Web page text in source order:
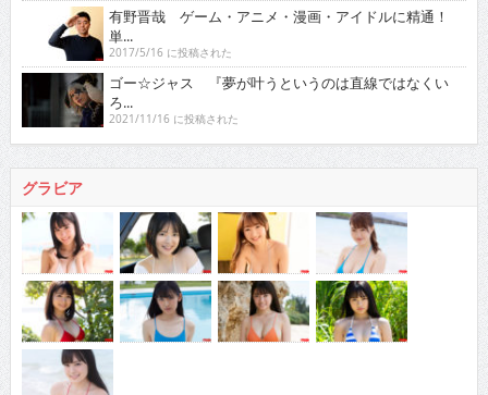
有野晋哉 ゲーム・アニメ・漫画・アイドルに精通！
単...
2017/5/16 に投稿された
ゴー☆ジャス 『夢が叶うというのは直線ではなくい
ろ...
2021/11/16 に投稿された
グラビア